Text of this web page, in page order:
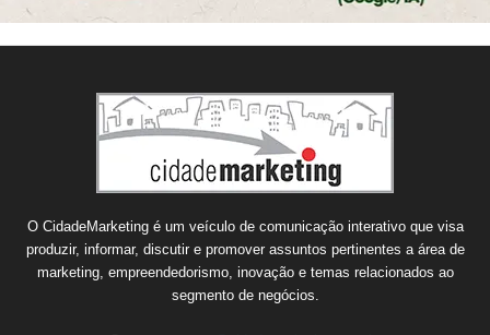
O CidadeMarketing é um veículo de comunicação interativo que visa
produzir, informar, discutir e promover assuntos pertinentes a área de
marketing, empreendedorismo, inovação e temas relacionados ao
segmento de negócios.